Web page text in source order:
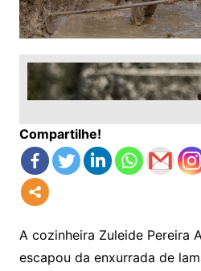
Compartilhe!
A cozinheira Zuleide Pereira
escapou da enxurrada de